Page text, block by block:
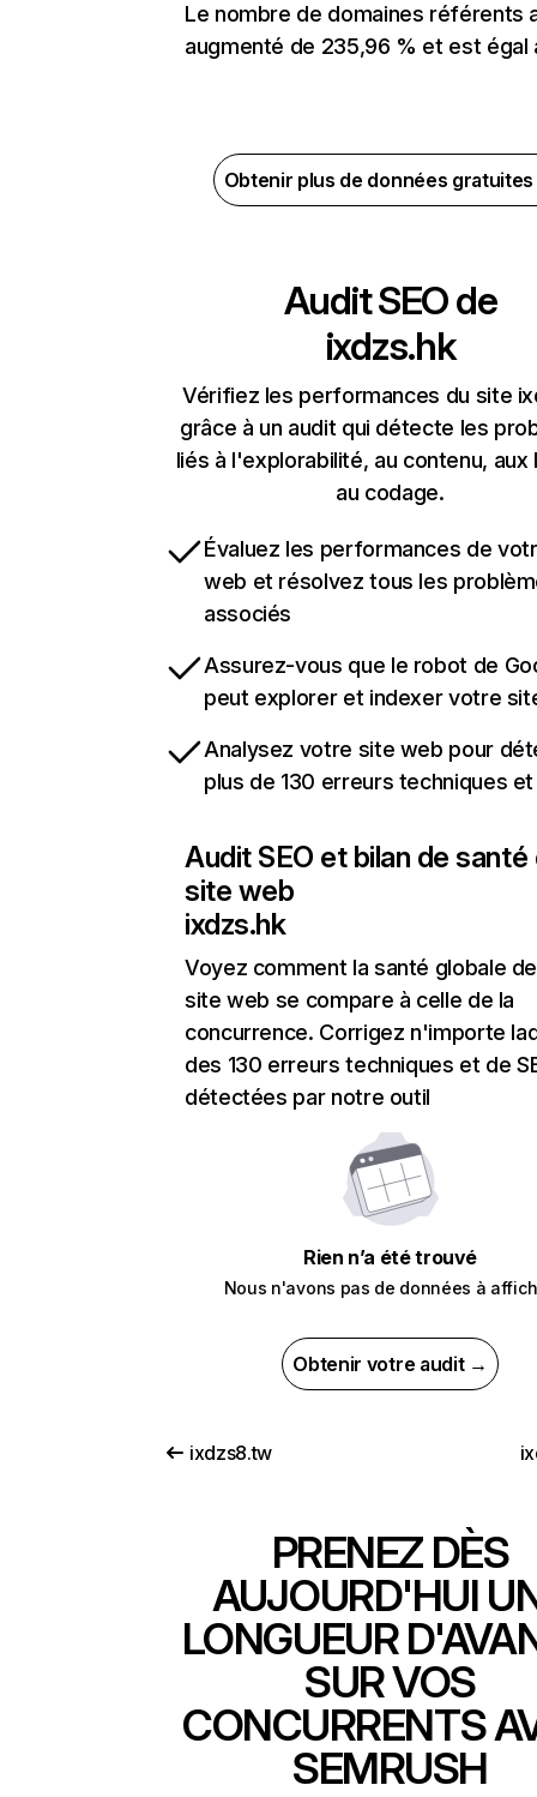
Le nombre de domaines référents
augmenté de 235,96 % et est égal
Obtenir plus de données
Audit SEO de
ixdzs.hk
Vérifiez les performances du site
grâce à un audit qui détecte les
liés à l'explorabilité, au contenu, aux
au codage.
Évaluez les performances de
web et résolvez tous les
associés
Assurez-vous que le robot de
peut explorer et indexer votre
Analysez votre site web pour
plus de 130 erreurs techniques et
Audit SEO et bilan de santé
site web
ixdzs.hk
Voyez comment la santé globale
site web se compare à celle de la
concurrence. Corrigez n'importe
des 130 erreurs techniques et de
détectées par notre outil
Rien n’a été trouvé
Nous n'avons pas de données à
Obtenir votre audit →
ixdzs8.tw
PRENEZ DÈS
AUJOURD'HUI
LONGUEUR
SUR VOS
CONCURRENTS
SEMRUSH